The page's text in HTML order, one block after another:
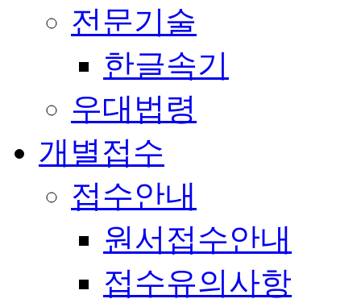
전문기술
한글속기
우대법령
개별접수
접수안내
원서접수안내
접수유의사항